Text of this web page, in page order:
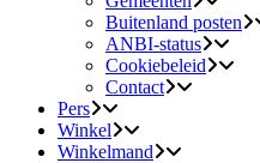
Buitenland posten
ANBI-status
Cookiebeleid
Contact
Pers
Winkel
Winkelmand